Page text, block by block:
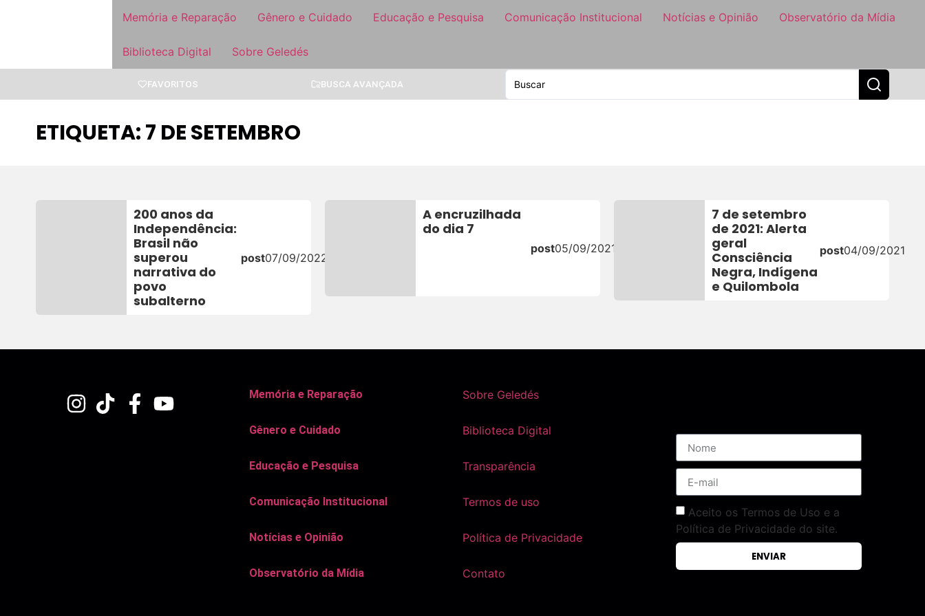
Memória e Reparação Gênero e Cuidado Educação e Pesquisa Comunicação Institucional Notícias e Opinião Observatório da Mídia
Biblioteca Digital Sobre Geledés
FAVORITOS BUSCA AVANÇADA
ETIQUETA: 7 DE SETEMBRO
200 anos da
Independência:
Brasil não
superou
narrativa do
povo
subalterno
post07/09/2022
A encruzilhada
do dia 7
post05/09/2021
7 de setembro
de 2021: Alerta
geral
Consciência
Negra, Indígena
e Quilombola
post04/09/2021
Memória e Reparação
Gênero e Cuidado
Educação e Pesquisa
Comunicação Institucional
Notícias e Opinião
Observatório da Mídia
Sobre Geledés
Biblioteca Digital
Transparência
Termos de uso
Política de Privacidade
Contato
Aceito os Termos de Uso e a
Política de Privacidade do site.
ENVIAR